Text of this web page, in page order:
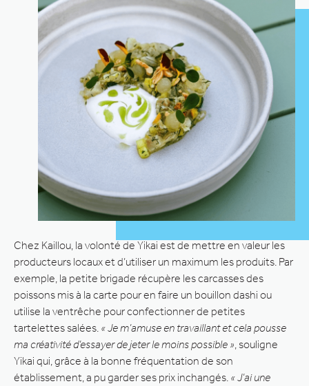
Chez Kaillou, la volonté de Yikai est de mettre en valeur les
producteurs locaux et d’utiliser un maximum les produits. Par
exemple, la petite brigade récupère les carcasses des
poissons mis à la carte pour en faire un bouillon dashi ou
utilise la ventrêche pour confectionner de petites
tartelettes salées. « Je m’amuse en travaillant et cela pousse
ma créativité d’essayer de jeter le moins possible » , souligne
Yikai qui, grâce à la bonne fréquentation de son
établissement, a pu garder ses prix inchangés. « J’ai une